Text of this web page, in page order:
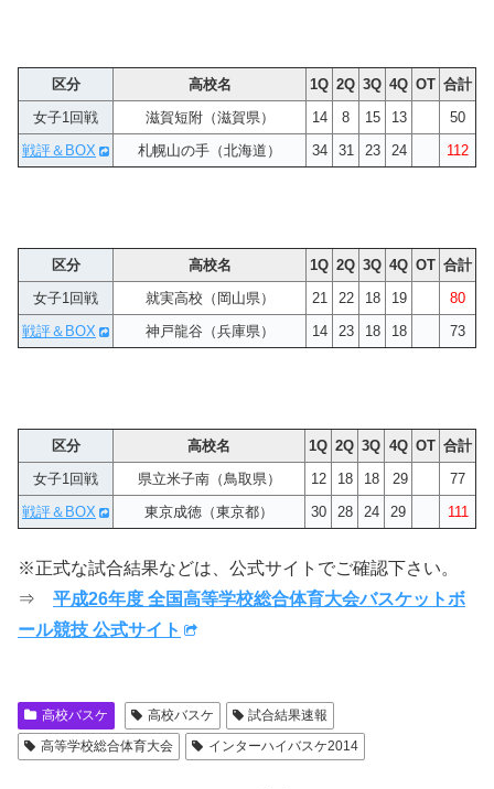
区分 高校名 1Q 2Q 3Q 4Q OT 合計
女子1回戦
滋賀短附（滋賀県） 14 8 15 13
50
戦評＆BOX
札幌山の手（北海道） 34 31 23 24 112
区分 高校名 1Q 2Q 3Q 4Q OT 合計
女子1回戦
就実高校（岡山県） 21 22 18 19
80
戦評＆BOX
神戸龍谷（兵庫県） 14 23 18 18 73
区分 高校名 1Q 2Q 3Q 4Q OT 合計
女子1回戦
県立米子南（鳥取県） 12 18 18 29
77
戦評＆BOX
東京成徳（東京都） 30 28 24 29 111
※正式な試合結果などは、公式サイトでご確認下さい。
⇒ 平成26年度 全国高等学校総合体育大会バスケットボ
ール競技 公式サイト
高校バスケ 高校バスケ
試合結果速報
高等学校総合体育大会
インターハイバスケ2014